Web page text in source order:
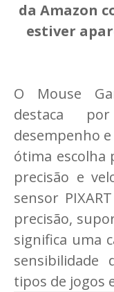
da Amazon
estiver
O Mouse
destaca
desempenho
ótima escolha
precisão e
sensor
precisão,
significa uma
sensibilidade
tipos de jogos